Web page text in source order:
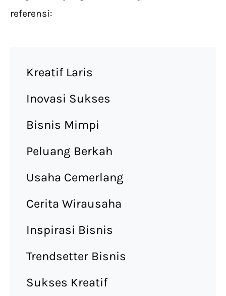
referensi:
Kreatif Laris
Inovasi Sukses
Bisnis Mimpi
Peluang Berkah
Usaha Cemerlang
Cerita Wirausaha
Inspirasi Bisnis
Trendsetter Bisnis
Sukses Kreatif